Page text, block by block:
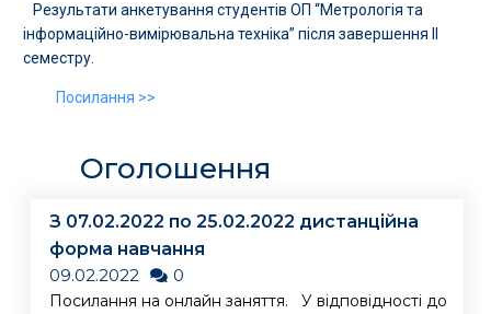
Результати анкетування студентів ОП “Метрологія та
інформаційно-вимірювальна техніка” після завершення ІI
семестру.
Посилання >>
Оголошення
З 07.02.2022 по 25.02.2022 дистанційна
форма навчання
09.02.2022
0
Посилання на онлайн заняття. У відповідності до